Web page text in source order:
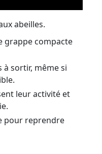
abeilles.
grappe compacte
à sortir, même si
leur activité et
pour reprendre